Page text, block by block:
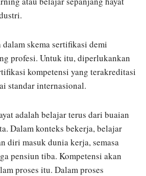
skema sertifikasi demi
profesi. Untuk itu, diperlukankan
kompetensi yang terakreditasi
standar internasional.
adalah belajar terus dari buaian
Dalam konteks bekerja, belajar
diri masuk dunia kerja, semasa
pensiun tiba. Kompetensi akan
proses itu. Dalam proses